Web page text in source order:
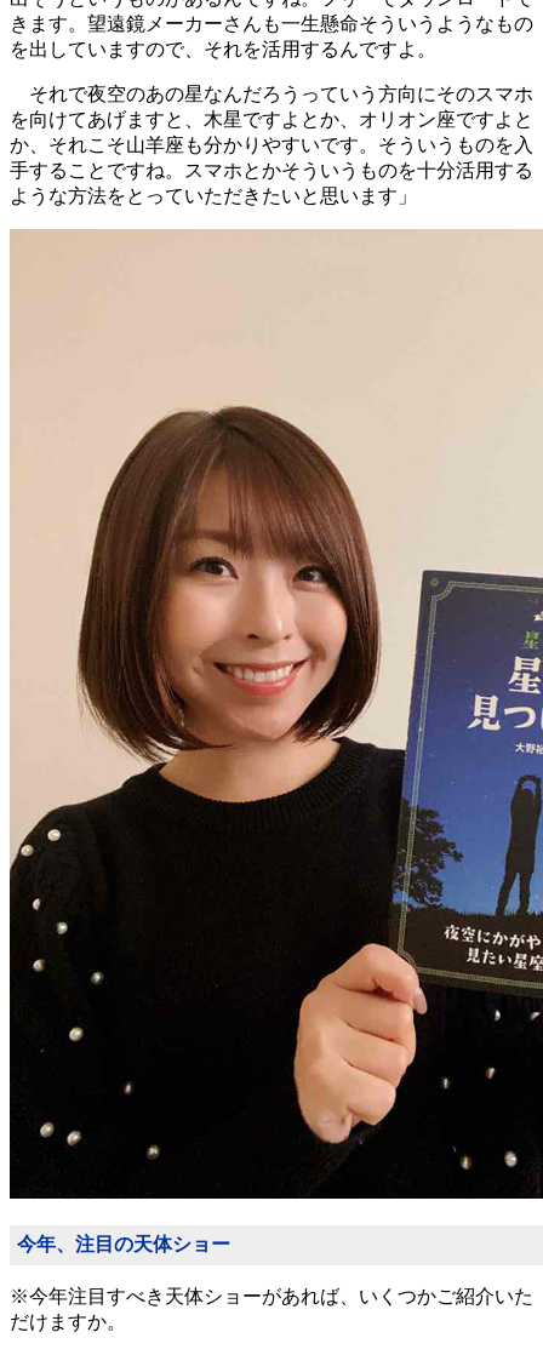
きます。望遠鏡メーカーさんも一生懸命そういうようなもの
を出していますので、それを活用するんですよ。
それで夜空のあの星なんだろうっていう方向にそのスマホ
を向けてあげますと、木星ですよとか、オリオン座ですよと
か、それこそ山羊座も分かりやすいです。そういうものを入
手することですね。スマホとかそういうものを十分活用する
ような方法をとっていただきたいと思います」
今年、注目の天体ショー
※今年注目すべき天体ショーがあれば、いくつかご紹介いた
だけますか。